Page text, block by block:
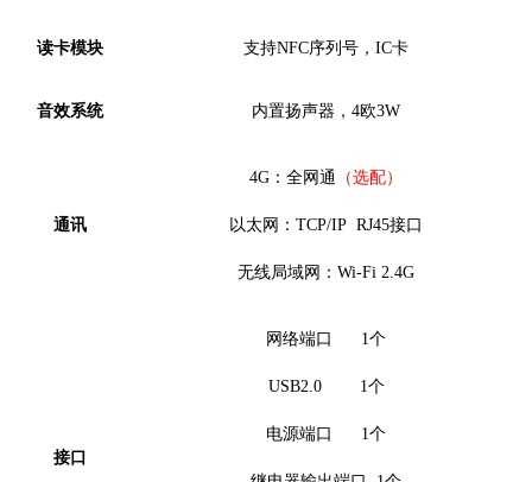
读卡模块 支持NFC序列号，IC卡
音效系统 内置扬声器， 4欧3W
通讯
4G：全网通 （选配）
以太网： TCP/IP RJ45接口
无线局域网： Wi-Fi 2.4G
接口
网络端口 1个
USB2.0 1个
电源端口 1个